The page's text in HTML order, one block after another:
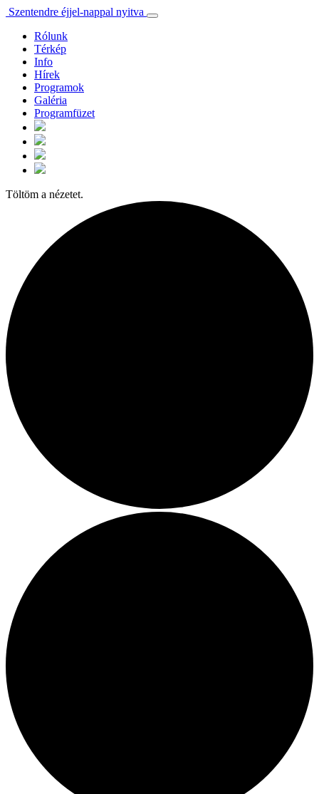
Szentendre éjjel-nappal nyitva
Rólunk
Térkép
Info
Hírek
Programok
Galéria
Programfüzet
Töltöm a nézetet.